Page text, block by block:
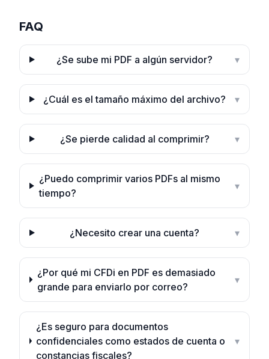
FAQ
¿Se sube mi PDF a algún servidor? ▾
¿Cuál es el tamaño máximo del archivo? ▾
¿Se pierde calidad al comprimir? ▾
¿Puedo comprimir varios PDFs al mismo
tiempo?
▾
¿Necesito crear una cuenta? ▾
¿Por qué mi CFDi en PDF es demasiado
grande para enviarlo por correo?
▾
¿Es seguro para documentos
confidenciales como estados de cuenta o
constancias fiscales?
▾